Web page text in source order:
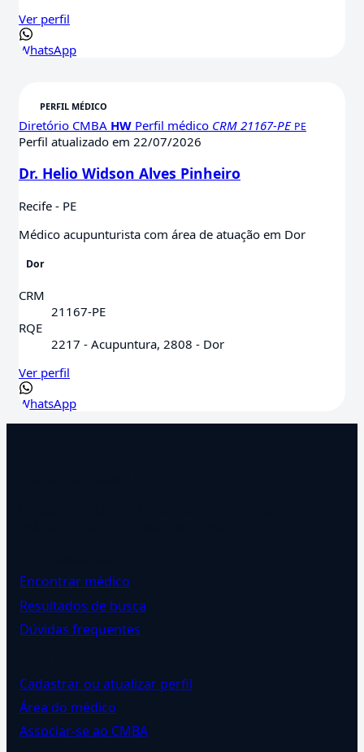
Ver perfil
WhatsApp
Diretório CMBA HW Perfil médico CRM 21167-PE PE
Perfil atualizado em 22/07/2026
Dr. Helio Widson Alves Pinheiro
Recife - PE
Médico acupunturista com área de atuação em Dor
Dor
CRM
21167-PE
RQE
2217 - Acupuntura, 2808 - Dor
Ver perfil
WhatsApp
Encontrar médico
Resultados de busca
Dúvidas frequentes
Cadastrar ou atualizar perfil
Área do médico
Associar-se ao CMBA